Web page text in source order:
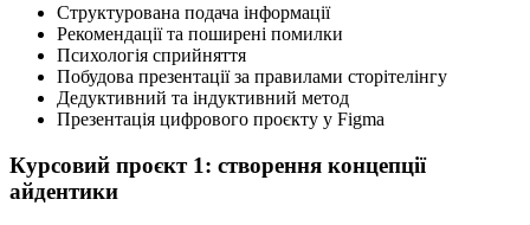
Структурована подача інформації
Рекомендації та поширені помилки
Психологія сприйняття
Побудова презентації за правилами сторітелінгу
Дедуктивний та індуктивний метод
Презентація цифрового проєкту у Figma
Курсовий проєкт 1: створення концепції
айдентики